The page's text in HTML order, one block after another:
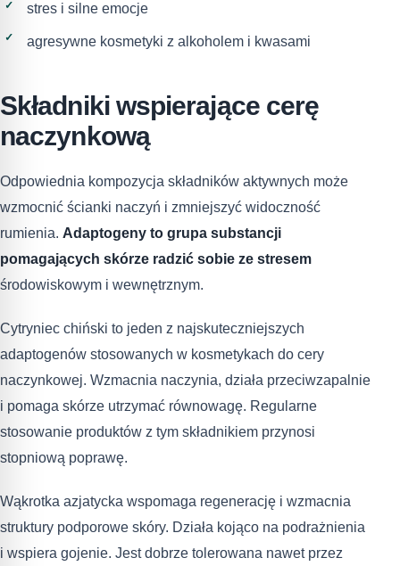
stres i silne emocje
agresywne kosmetyki z alkoholem i kwasami
Składniki wspierające cerę
naczynkową
Odpowiednia kompozycja składników aktywnych może
wzmocnić ścianki naczyń i zmniejszyć widoczność
rumienia. Adaptogeny to grupa substancji
pomagających skórze radzić sobie ze stresem
środowiskowym i wewnętrznym.
Cytryniec chiński to jeden z najskuteczniejszych
adaptogenów stosowanych w kosmetykach do cery
naczynkowej. Wzmacnia naczynia, działa przeciwzapalnie
i pomaga skórze utrzymać równowagę. Regularne
stosowanie produktów z tym składnikiem przynosi
stopniową poprawę.
Wąkrotka azjatycka wspomaga regenerację i wzmacnia
struktury podporowe skóry. Działa kojąco na podrażnienia
i wspiera gojenie. Jest dobrze tolerowana nawet przez